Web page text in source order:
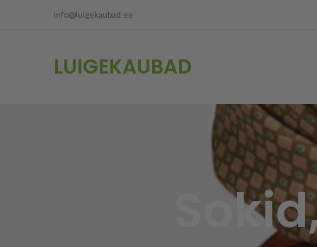
info@luigekaubad.ee
LUIGEKAUBAD